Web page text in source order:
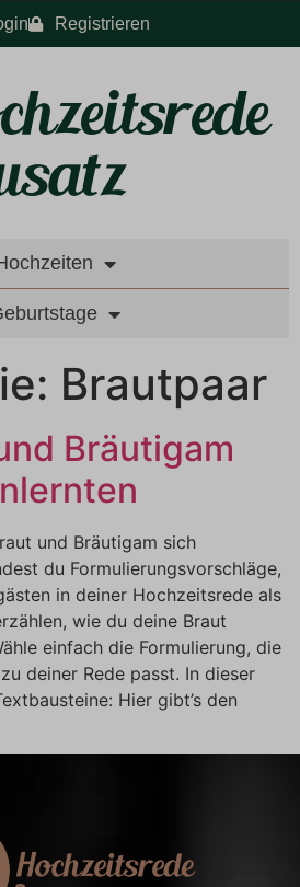
Registrieren
Brautpaar
Bräutigam
und Bräutigam sich
du Formulierungsvorschläge,
in deiner Hochzeitsrede als
wie du deine Braut
einfach die Formulierung, die
deiner Rede passt. In dieser
Hier gibt’s den